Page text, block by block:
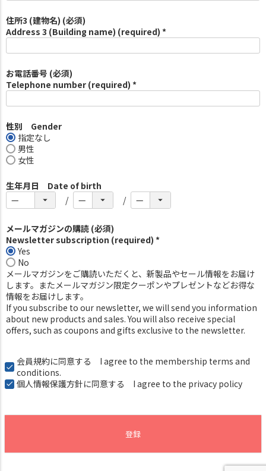
住所3 (建物名) (必須)
Address 3 (Building name) (required) *
お電話番号 (必須)
Telephone number (required) *
性別 Gender
指定なし
男性
女性
生年月日 Date of birth
メールマガジンの購読 (必須)
Newsletter subscription (required) *
Yes
No
メールマガジンをご購読いただくと、新製品やセール情報をお届け
します。またメールマガジン限定クーポンやプレゼントなどお得な
情報をお届けします。
If you subscribe to our newsletter, we will send you information
about new products and sales. You will also receive special
offers, such as coupons and gifts exclusive to the newsletter.
会員規約に同意する I agree to the membership terms and
conditions.
個人情報保護方針に同意する I agree to the privacy policy
登録